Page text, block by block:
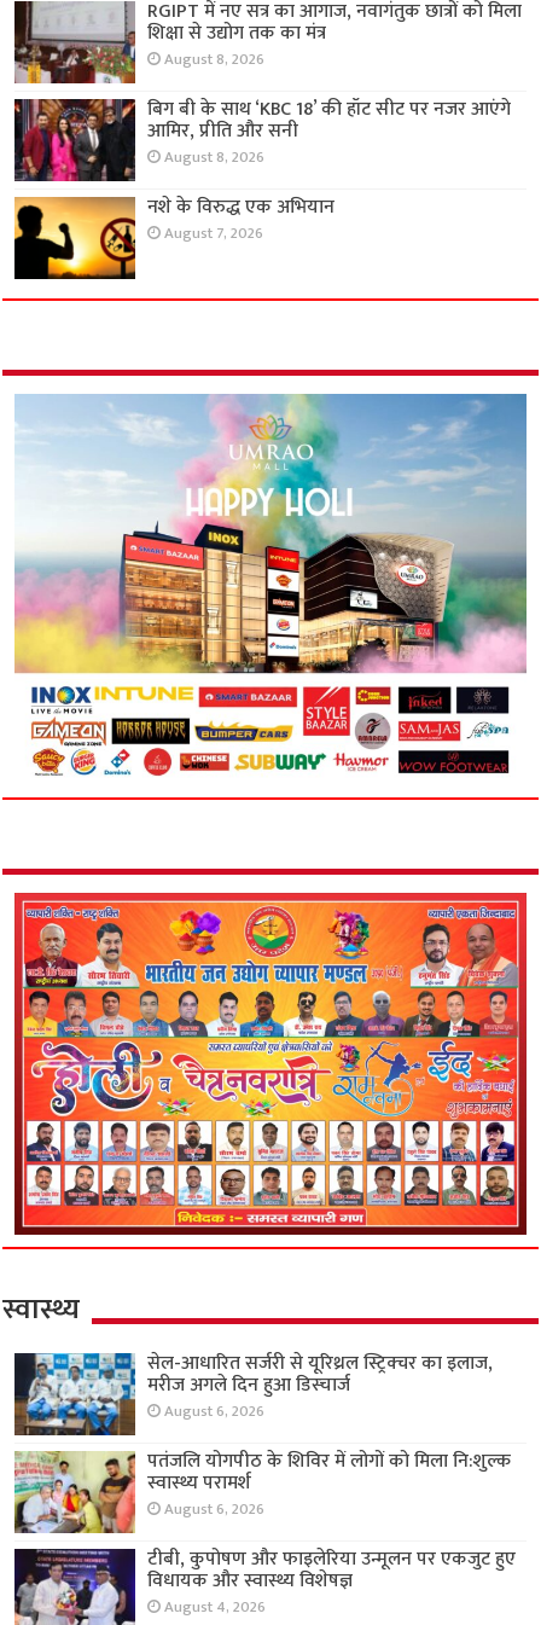
RGIPT में नए सत्र का आगाज, नवागंतुक छात्रों को मिला
शिक्षा से उद्योग तक का मंत्र
August 8, 2026
बिग बी के साथ ‘KBC 18’ की हॉट सीट पर नजर आएंगे
आमिर, प्रीति और सनी
August 8, 2026
नशे के विरुद्ध एक अभियान
August 7, 2026
स्वास्थ्य
सेल-आधारित सर्जरी से यूरिथ्रल स्ट्रिक्चर का इलाज,
मरीज अगले दिन हुआ डिस्चार्ज
August 6, 2026
पतंजलि योगपीठ के शिविर में लोगों को मिला नि:शुल्क
स्वास्थ्य परामर्श
August 6, 2026
टीबी, कुपोषण और फाइलेरिया उन्मूलन पर एकजुट हुए
विधायक और स्वास्थ्य विशेषज्ञ
August 4, 2026